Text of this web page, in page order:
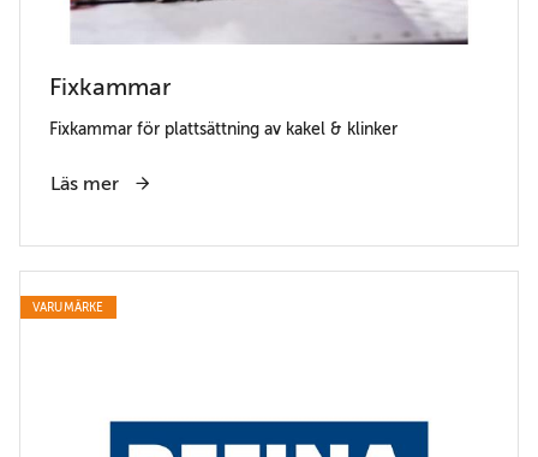
Fixkammar
Fixkammar för plattsättning av kakel & klinker
Läs mer
VARUMÄRKE